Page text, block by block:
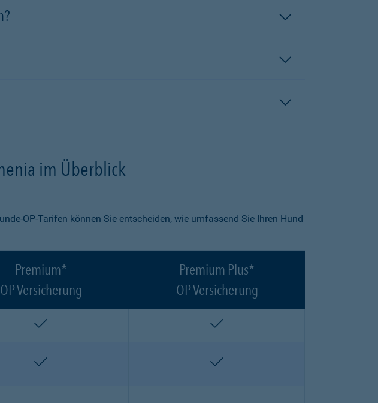
im Überblick
OP-Tarifen können Sie entscheiden, wie umfassend Sie Ihren Hund
Premium*
OP-Versicherung
Premium Plus*
OP-Versicherung
enthalten
enthalten